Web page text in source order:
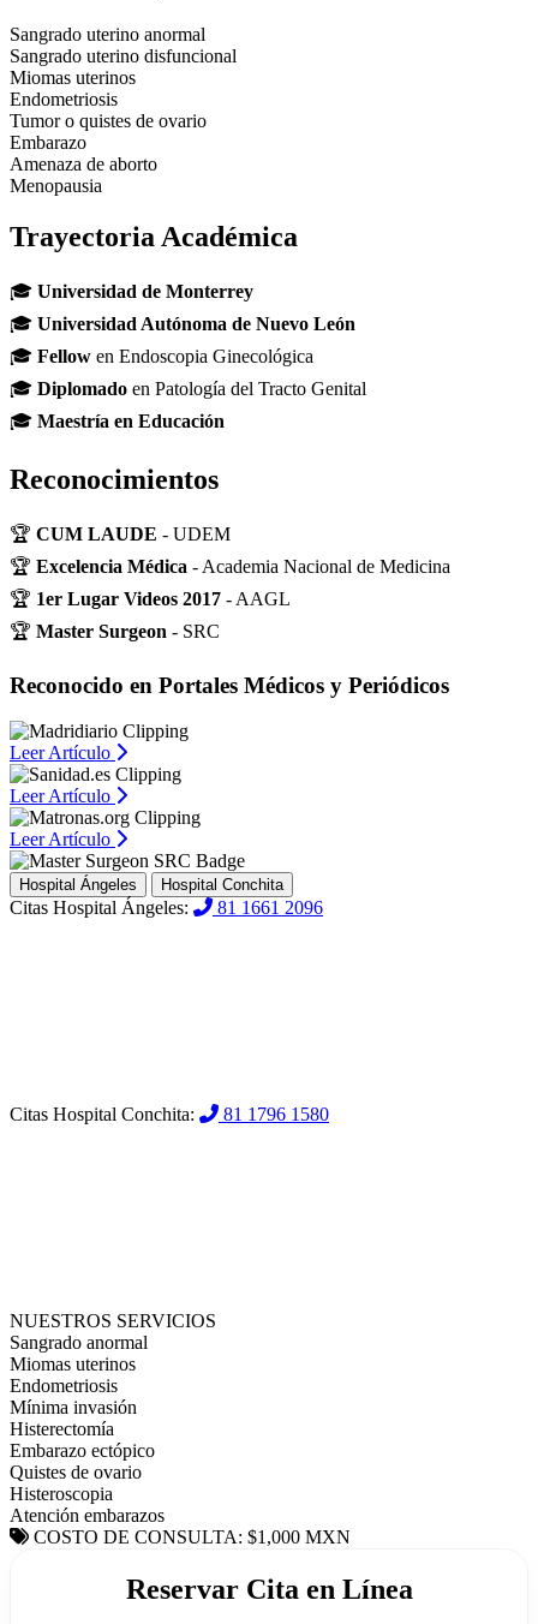
Sangrado uterino anormal
Sangrado uterino disfuncional
Miomas uterinos
Endometriosis
Tumor o quistes de ovario
Embarazo
Amenaza de aborto
Menopausia
Trayectoria Académica
🎓 Universidad de Monterrey
🎓 Universidad Autónoma de Nuevo León
🎓 Fellow en Endoscopia Ginecológica
🎓 Diplomado en Patología del Tracto Genital
🎓 Maestría en Educación
Reconocimientos
🏆 CUM LAUDE - UDEM
🏆 Excelencia Médica - Academia Nacional de Medicina
🏆 1er Lugar Videos 2017 - AAGL
🏆 Master Surgeon - SRC
Reconocido en Portales Médicos y Periódicos
Leer Artículo
Leer Artículo
Leer Artículo
Hospital Ángeles Hospital Conchita
Citas Hospital Ángeles: 81 1661 2096
Citas Hospital Conchita: 81 1796 1580
NUESTROS SERVICIOS
Sangrado anormal
Miomas uterinos
Endometriosis
Mínima invasión
Histerectomía
Embarazo ectópico
Quistes de ovario
Histeroscopia
Atención embarazos
COSTO DE CONSULTA: $1,000 MXN
Reservar Cita en Línea